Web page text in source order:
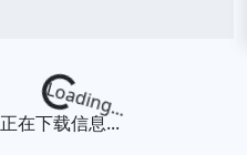
Loading...
正在下载信息...